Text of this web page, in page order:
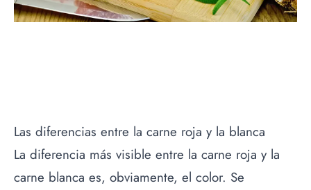
Las diferencias entre la carne roja y la blanca
La diferencia más visible entre la carne roja y la
carne blanca es, obviamente, el color. Se